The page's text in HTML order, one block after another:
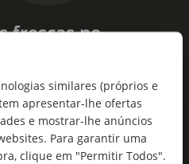
similares (próprios e
apresentar-lhe ofertas
e mostrar-lhe anúncios
Para garantir uma
clique em "Permitir Todos".
frescas no
exclusivas,
Subscrever